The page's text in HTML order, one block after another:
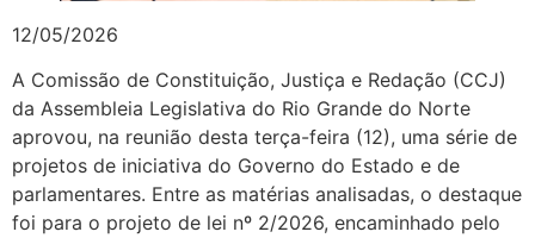
12/05/2026
A Comissão de Constituição, Justiça e Redação (CCJ)
da Assembleia Legislativa do Rio Grande do Norte
aprovou, na reunião desta terça-feira (12), uma série de
projetos de iniciativa do Governo do Estado e de
parlamentares. Entre as matérias analisadas, o destaque
foi para o projeto de lei nº 2/2026, encaminhado pelo